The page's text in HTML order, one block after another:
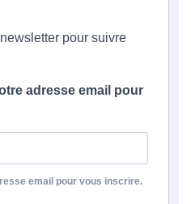
pour suivre
adresse email pour
email pour vous inscrire.